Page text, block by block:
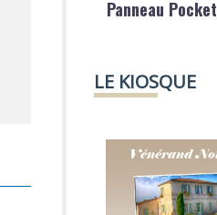
Panneau Pocket
LE KIOSQUE